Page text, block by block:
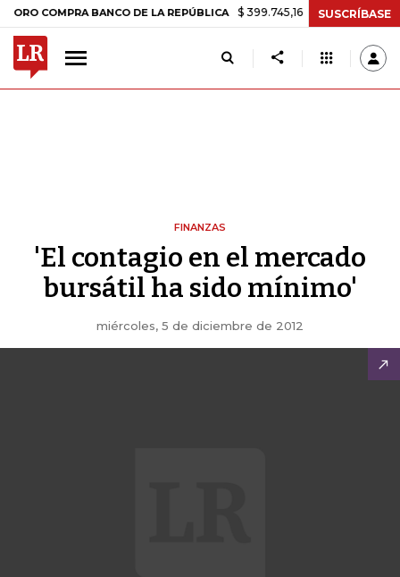
BANCO DE LA REPÚBLICA $ 399.745,16 +$ 2.295,71 +0,58%
SUSCRÍBASE
FINANZAS
'El contagio en el mercado
bursátil ha sido mínimo'
miércoles, 5 de diciembre de 2012